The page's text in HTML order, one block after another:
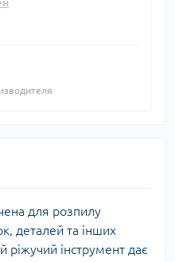
для розпилу
деталей та інших
ріжучий інструмент дає